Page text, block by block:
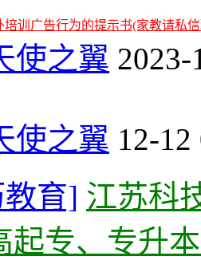
培训广告行为的提示书(家教请私
使之翼 2023-
使之翼 12-12
育] 江苏科
起专、专升